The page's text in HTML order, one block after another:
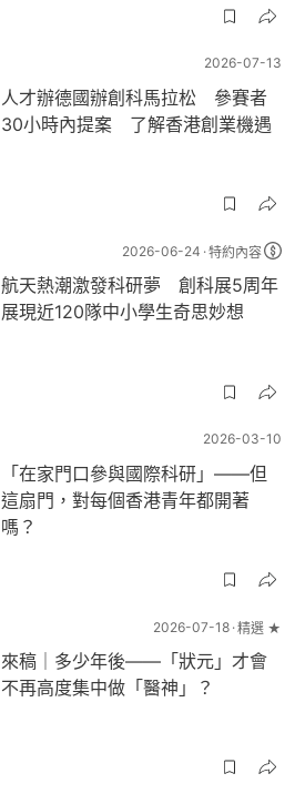
2026-07-13
人才辦德國辦創科馬拉松 參賽者
30小時內提案 了解香港創業機遇
2026-06-24 特約內容
航天熱潮激發科研夢 創科展5周年
展現近120隊中小學生奇思妙想
2026-03-10
「在家門口參與國際科研」——但
這扇門，對每個香港青年都開著
嗎？
2026-07-18 精選 ★
來稿｜多少年後——「狀元」才會
不再高度集中做「醫神」？